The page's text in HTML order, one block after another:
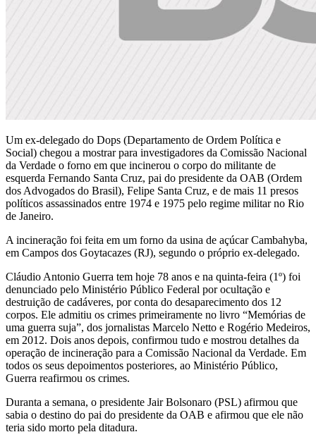
Um ex-delegado do Dops (Departamento de Ordem Política e
Social) chegou a mostrar para investigadores da Comissão Nacional
da Verdade o forno em que incinerou o corpo do militante de
esquerda Fernando Santa Cruz, pai do presidente da OAB (Ordem
dos Advogados do Brasil), Felipe Santa Cruz, e de mais 11 presos
políticos assassinados entre 1974 e 1975 pelo regime militar no Rio
de Janeiro.
A incineração foi feita em um forno da usina de açúcar Cambahyba,
em Campos dos Goytacazes (RJ), segundo o próprio ex-delegado.
Cláudio Antonio Guerra tem hoje 78 anos e na quinta-feira (1º) foi
denunciado pelo Ministério Público Federal por ocultação e
destruição de cadáveres, por conta do desaparecimento dos 12
corpos. Ele admitiu os crimes primeiramente no livro “Memórias de
uma guerra suja”, dos jornalistas Marcelo Netto e Rogério Medeiros,
em 2012. Dois anos depois, confirmou tudo e mostrou detalhes da
operação de incineração para a Comissão Nacional da Verdade. Em
todos os seus depoimentos posteriores, ao Ministério Público,
Guerra reafirmou os crimes.
Duranta a semana, o presidente Jair Bolsonaro (PSL) afirmou que
sabia o destino do pai do presidente da OAB e afirmou que ele não
teria sido morto pela ditadura.